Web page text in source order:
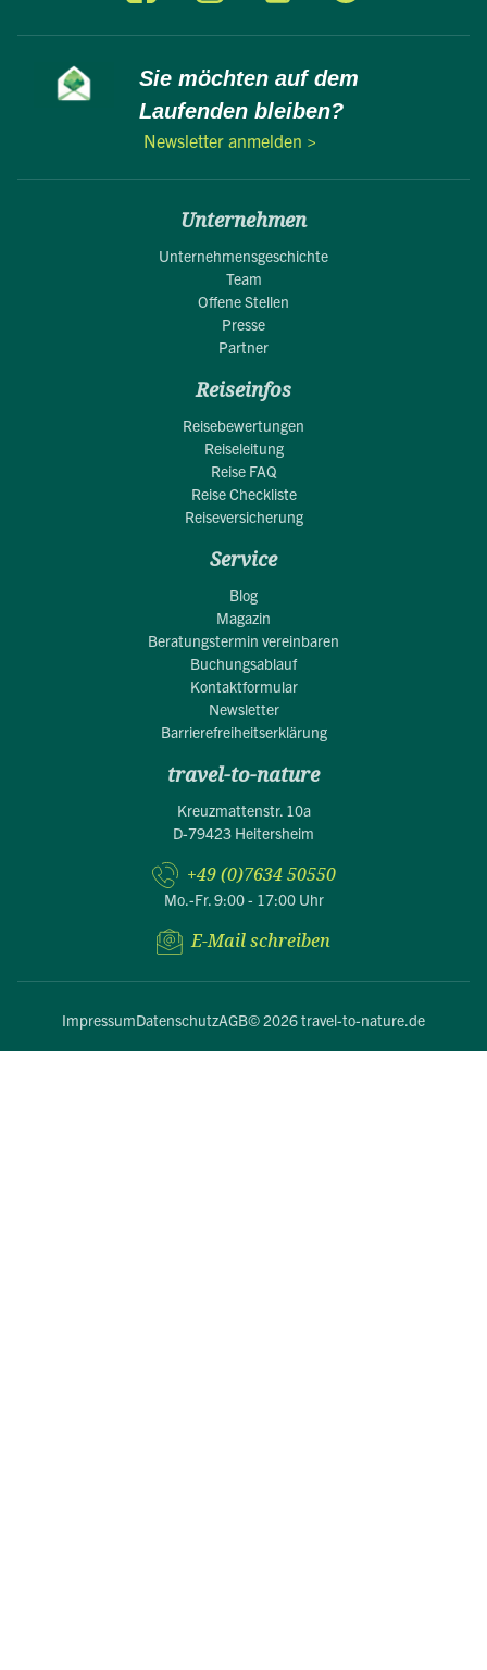
Sie möchten auf dem
Laufenden bleiben?
Newsletter anmelden >
Unternehmen
Unternehmensgeschichte
Team
Offene Stellen
Presse
Partner
Reiseinfos
Reisebewertungen
Reiseleitung
Reise FAQ
Reise Checkliste
Reiseversicherung
Service
Blog
Magazin
Beratungstermin vereinbaren
Buchungsablauf
Kontaktformular
Newsletter
Barrierefreiheitserklärung
travel-to-nature
Kreuzmattenstr. 10a
D-79423 Heitersheim
+49 (0)7634 50550
Mo.-Fr. 9:00 - 17:00 Uhr
E-Mail schreiben
ImpressumDatenschutzAGB© 2026 travel-to-nature.de